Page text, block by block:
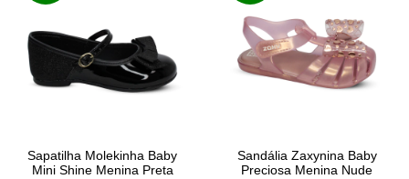
Sapatilha Molekinha Baby
Mini Shine Menina Preta
Sandália Zaxynina Baby
Preciosa Menina Nude